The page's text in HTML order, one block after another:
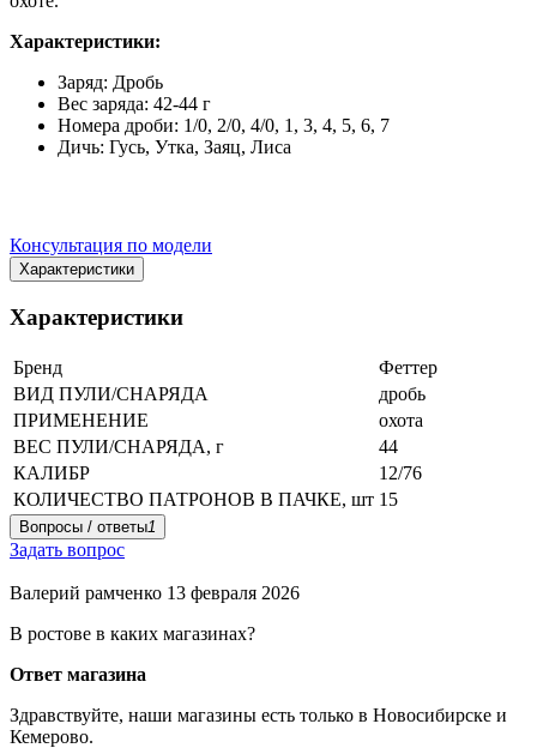
Характеристики:
Заряд: Дробь
Вес заряда: 42-44 г
Номера дроби: 1/0, 2/0, 4/0, 1, 3, 4, 5, 6, 7
Дичь: Гусь, Утка, Заяц, Лиса
Консультация по модели
Характеристики
Характеристики
Бренд
Феттер
ВИД ПУЛИ/СНАРЯДА
дробь
ПРИМЕНЕНИЕ
охота
ВЕС ПУЛИ/СНАРЯДА, г
44
КАЛИБР
12/76
КОЛИЧЕСТВО ПАТРОНОВ В ПАЧКЕ, шт 15
Вопросы / ответы1
Задать вопрос
Валерий рамченко 13 февраля 2026
В ростове в каких магазинах?
Ответ магазина
Здравствуйте, наши магазины есть только в Новосибирске и
Кемерово.